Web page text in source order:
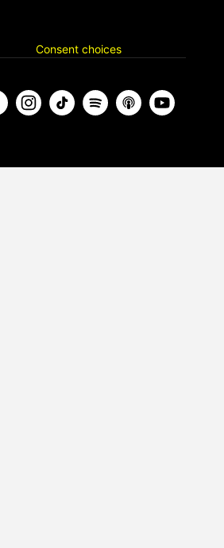
Consent choices